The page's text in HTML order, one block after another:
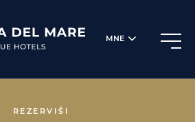
MNE
REZERVIŠI